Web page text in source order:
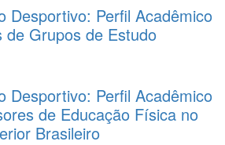
Desportivo: Perfil Acadêmico
de Grupos de Estudo
Desportivo: Perfil Acadêmico
de Educação Física no
Brasileiro